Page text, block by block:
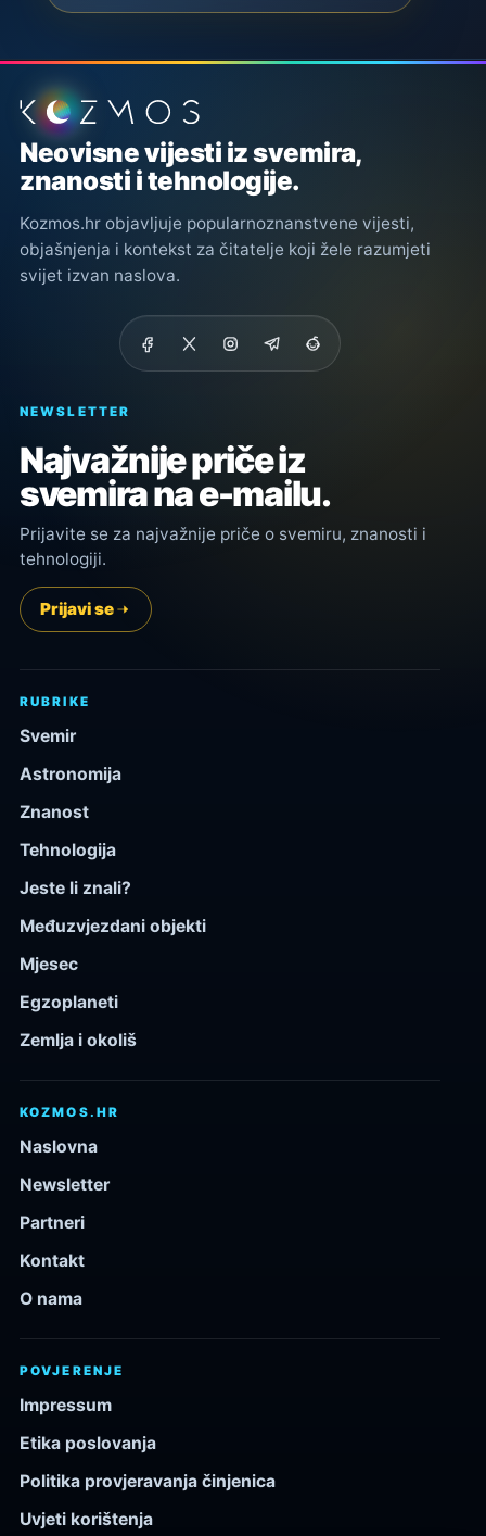
Podnožje stranice
Neovisne vijesti iz svemira,
znanosti i tehnologije.
Kozmos.hr objavljuje popularnoznanstvene vijesti,
objašnjenja i kontekst za čitatelje koji žele razumjeti
svijet izvan naslova.
NEWSLETTER
Najvažnije priče iz
svemira na e-mailu.
Prijavite se za najvažnije priče o svemiru, znanosti i
tehnologiji.
Prijavi se
RUBRIKE
Svemir
Astronomija
Znanost
Tehnologija
Jeste li znali?
Međuzvjezdani objekti
Mjesec
Egzoplaneti
Zemlja i okoliš
KOZMOS.HR
Naslovna
Newsletter
Partneri
Kontakt
O nama
POVJERENJE
Impressum
Etika poslovanja
Politika provjeravanja činjenica
Uvjeti korištenja